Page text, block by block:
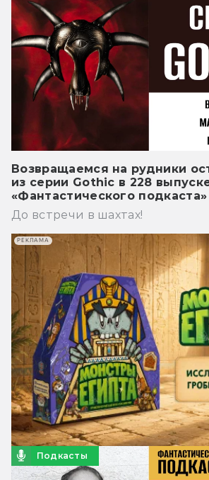
Возвращаемся на рудники
из серии Gothic в 228
«Фантастического подкаста»
До встречи в шахтах!
Подкасты
РЕКЛАМА